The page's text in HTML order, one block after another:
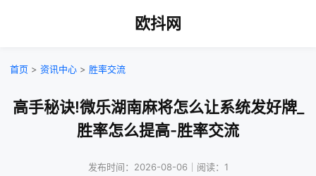
欧抖网
首页 > 资讯中心 > 胜率交流
高手秘诀!微乐湖南麻将怎么让系统发好牌_
胜率怎么提高-胜率交流
发布时间：2026-08-06｜阅读：1